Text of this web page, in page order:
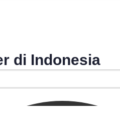
di Indonesia